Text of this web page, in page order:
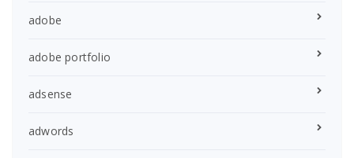
adobe
adobe portfolio
adsense
adwords